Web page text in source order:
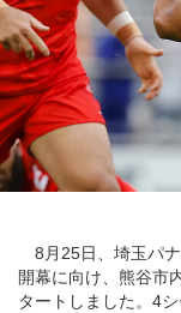
8月25日、埼玉パ
開幕に向け、熊谷市
タートしました。4